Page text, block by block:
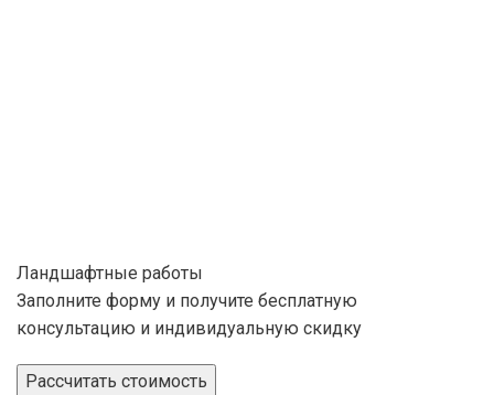
Ландшафтные работы
Заполните форму и получите бесплатную
консультацию и индивидуальную скидку
Рассчитать стоимость